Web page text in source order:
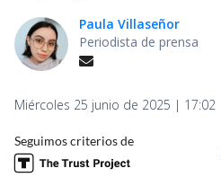
Paula Villaseñor
Periodista de prensa
Miércoles 25 junio de 2025 | 17:02
Seguimos criterios de